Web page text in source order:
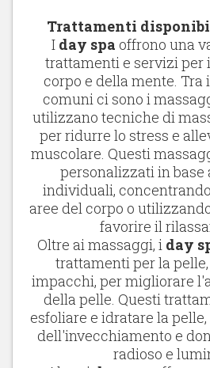
Trattamenti
I day spa offrono una
trattamenti e servizi per
corpo e della mente.
comuni ci sono i
utilizzano tecniche di
per ridurre lo stress e
muscolare. Questi
personalizzati in base
individuali,
aree del corpo o
favorire il
Oltre ai massaggi, i day
trattamenti per la
impacchi, per migliorare
della pelle. Questi
esfoliare e idratare la
dell'invecchiamento e
radioso e